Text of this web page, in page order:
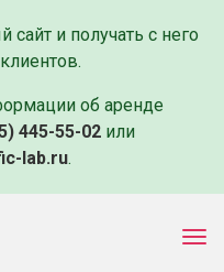
и получать с него
об аренде
445-55-02 или
lab.ru.